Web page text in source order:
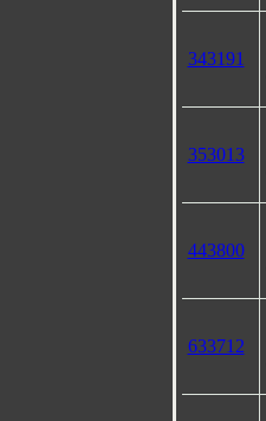
343191
353013
443800
633712